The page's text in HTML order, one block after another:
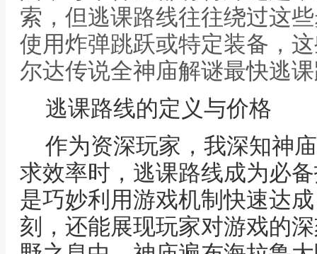
索，但逃课路线往往绕过这
使用炸弹跳跃或特定装备，
尔达传说全神庙解谜最快逃
逃课路线的定义与价格
作为资深玩家，我深知神
求效率时，逃课路线成为必
是巧妙利用游戏机制快速达
刻，还能展现玩家对游戏的